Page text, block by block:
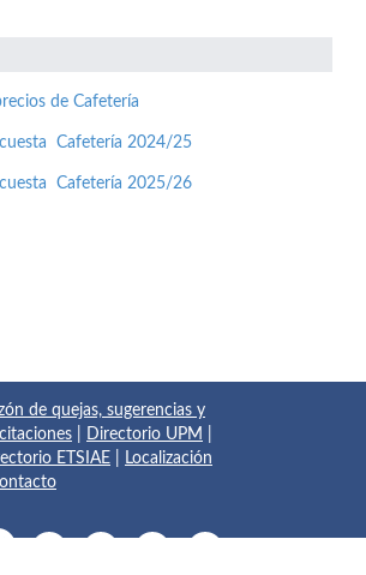
de Cafetería
Cafetería 2024/25
Cafetería 2025/26
de quejas, sugerencias y
Directorio UPM
ETSIAE
Localización